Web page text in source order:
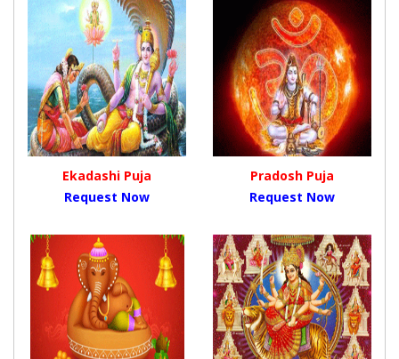
Ekadashi Puja
Request Now
Pradosh Puja
Request Now